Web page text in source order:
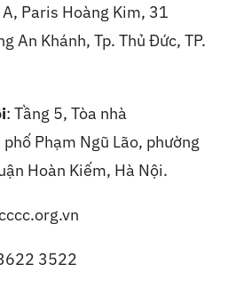
Paris Hoàng Kim, 31
An Khánh, Tp. Thủ Đức, TP.
: Tầng 5, Tòa nhà
Phạm Ngũ Lão, phường
Hoàn Kiếm, Hà Nội.
3522